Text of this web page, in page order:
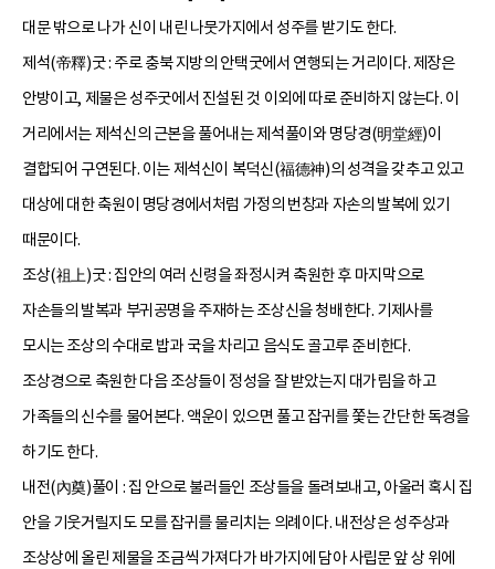
대문 밖으로 나가 신이 내린 나뭇가지에서 성주를 받기도 한다.
제석(帝釋)굿 : 주로 충북 지방의 안택굿에서 연행되는 거리이다. 제장은
안방이고, 제물은 성주굿에서 진설된 것 이외에 따로 준비하지 않는다. 이
거리에서는 제석신의 근본을 풀어내는 제석풀이와 명당경(明堂經)이
결합되어 구연된다. 이는 제석신이 복덕신(福德神)의 성격을 갖추고 있고
대상에 대한 축원이 명당경에서처럼 가정의 번창과 자손의 발복에 있기
때문이다.
조상(祖上)굿 : 집안의 여러 신령을 좌정시켜 축원한 후 마지막으로
자손들의 발복과 부귀공명을 주재하는 조상신을 청배한다. 기제사를
모시는 조상의 수대로 밥과 국을 차리고 음식도 골고루 준비한다.
조상경으로 축원한 다음 조상들이 정성을 잘 받았는지 대가림을 하고
가족들의 신수를 물어본다. 액운이 있으면 풀고 잡귀를 쫓는 간단한 독경을
하기도 한다.
내전(內奠)풀이 : 집 안으로 불러들인 조상들을 돌려보내고, 아울러 혹시 집
안을 기웃거릴지도 모를 잡귀를 물리치는 의례이다. 내전상은 성주상과
조상상에 올린 제물을 조금씩 가져다가 바가지에 담아 사립문 앞 상 위에